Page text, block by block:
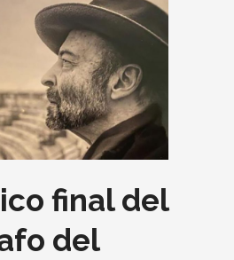
final del
del